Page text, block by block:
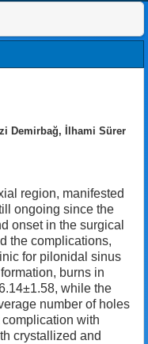
Demirbağ, İlhami Sürer
region, manifested
ongoing since the
onset in the surgical
the complications,
for pilonidal sinus
burns in
while the
number of holes
with
crystallized and